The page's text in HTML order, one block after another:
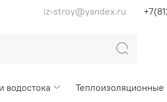
iz-stroy@yandex.ru
водостока
Теплоизоляционные